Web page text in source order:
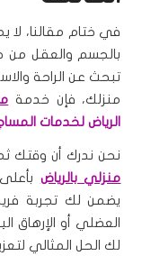
في ختام مقالنا، لا
بالجسم والعقل من
تبحث عن الراحة
منزلك، فإن خدمة
الرياض لخدمات
نحن ندرك أن وقتك
منزلي بالرياض
يضمن لك تجربة
العضلي أو الإرهاق
لك الحل المثالي